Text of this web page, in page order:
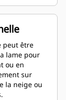
peut être
lame pour
ou en
sur
la neige ou